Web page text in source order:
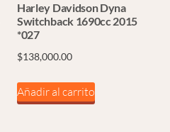
Harley Davidson Dyna
Switchback 1690cc 2015
*027
$138,000.00
Añadir al carrito